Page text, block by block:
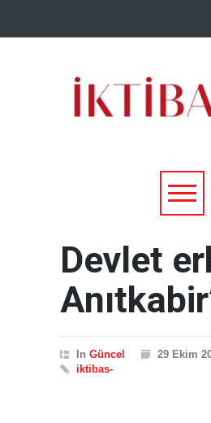
Devlet
In Güncel
29 Ekim
iktibas-